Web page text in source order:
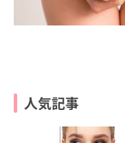
人気記事